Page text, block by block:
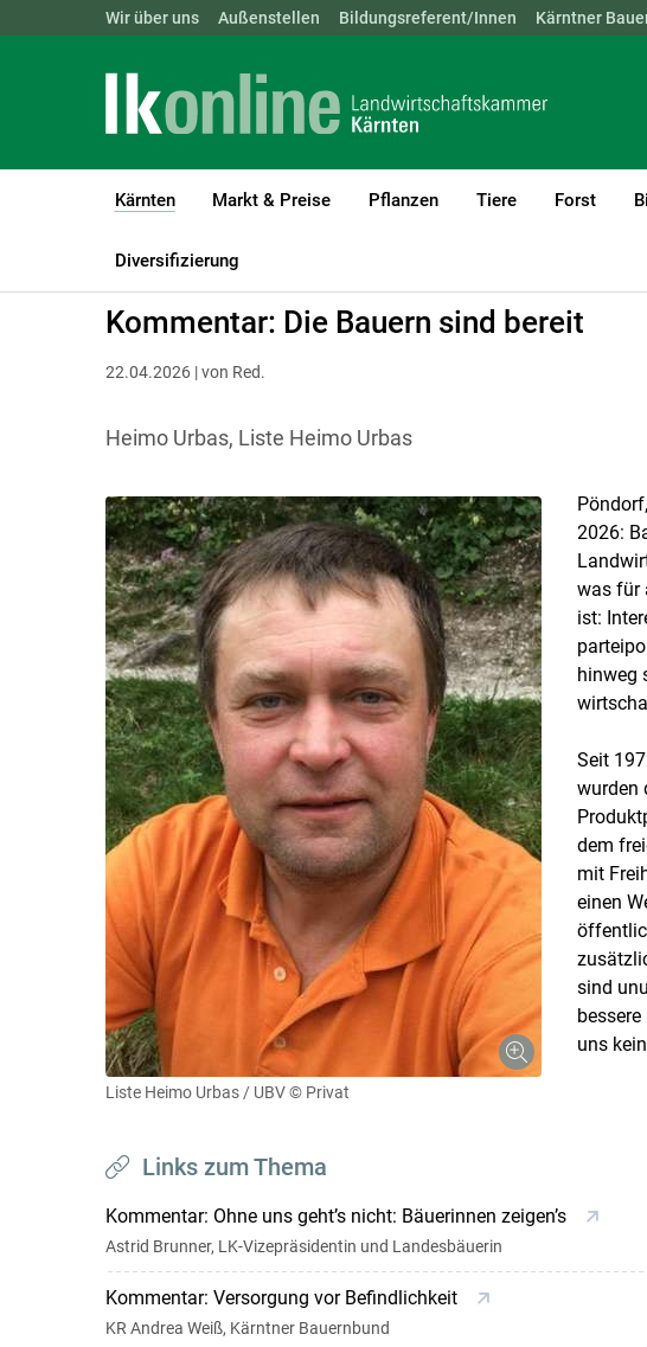
Landwirtschaftskammern: ÖSTERREICH BGLD KTN NÖ OÖ
Wir über uns Außenstellen Bildungsreferent/Innen Kärntner
Kärnten
(current)1
Markt & Preise Pflanzen Tiere Forst
Diversifizierung
LK Kärnten Kärnten
Kommentar: Die Bauern sind bereit
22.04.2026 | von Red.
Heimo Urbas, Liste Heimo Urbas
Liste Heimo Urbas / UBV © Privat
2026:
was für
ist:
hinweg
Seit
wurden
dem
mit
einen
sind
uns
Links zum Thema
Kommentar: Ohne uns geht’s nicht: Bäuerinnen zeigen’s
Astrid Brunner, LK-Vizepräsidentin und Landesbäuerin
Kommentar: Versorgung vor Befindlichkeit
KR Andrea Weiß, Kärntner Bauernbund